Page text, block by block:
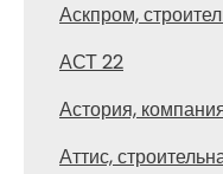
Аскпром,
АСТ 22
Астория,
Аттис,